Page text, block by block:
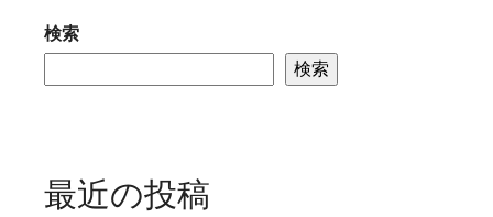
検索
検索
最近の投稿